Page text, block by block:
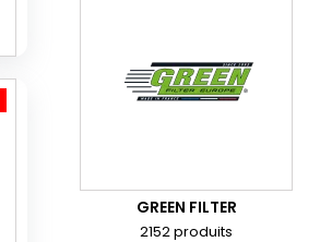
GREEN FILTER
2152 produits